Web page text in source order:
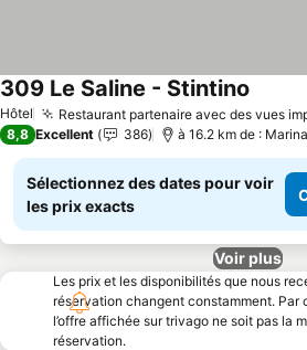
Hôtel Restaurant partenaire avec des vues
309 Le Saline - Stintino
8,8 Excellent 386 à 16.2 km de :
Sélectionnez des dates pour voir
les prix exacts
Voir plus
Les prix et les disponibilités que nous
réservation changent constamment. Par
l’offre affichée sur trivago ne soit pas la
réservation.